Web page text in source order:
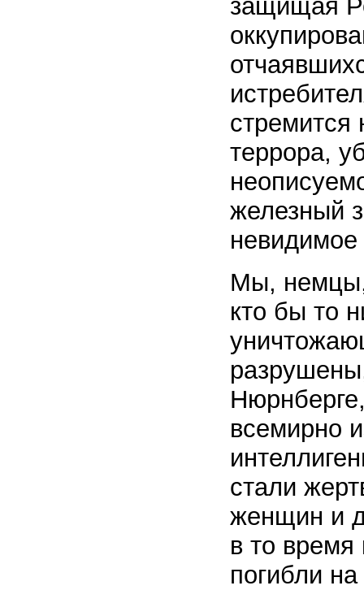
защищая
стремится
террора,
железный
Мы, немцы,
кто бы то
всемирно
стали
женщин и
в то
погибли